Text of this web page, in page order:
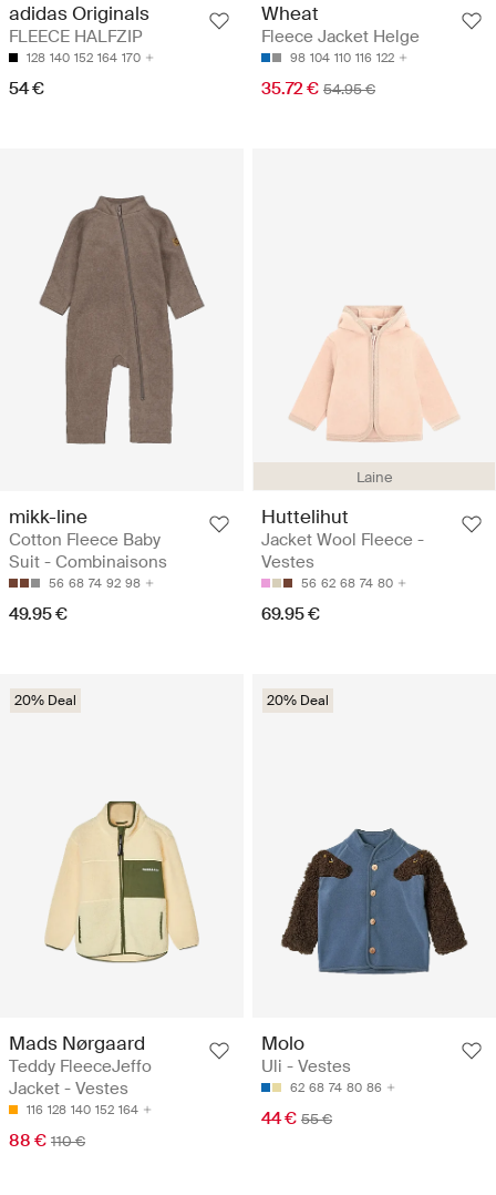
adidas Originals
FLEECE HALFZIP
128 140 152 164 170
54 €
Wheat
Fleece Jacket Helge
98 104 110 116 122
35.72 € 54.95 €
mikk-line
Cotton Fleece Baby
Suit - Combinaisons
56 68 74 92 98
49.95 €
Laine
Huttelihut
Jacket Wool Fleece -
Vestes
56 62 68 74 80
69.95 €
20% Deal
Mads Nørgaard
Teddy FleeceJeffo
Jacket - Vestes
116 128 140 152 164
88 € 110 €
20% Deal
Molo
Uli - Vestes
62 68 74 80 86
44 € 55 €